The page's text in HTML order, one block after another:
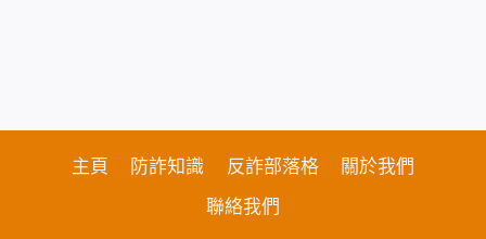
主頁 防詐知識 反詐部落格
關於我們
聯絡我們